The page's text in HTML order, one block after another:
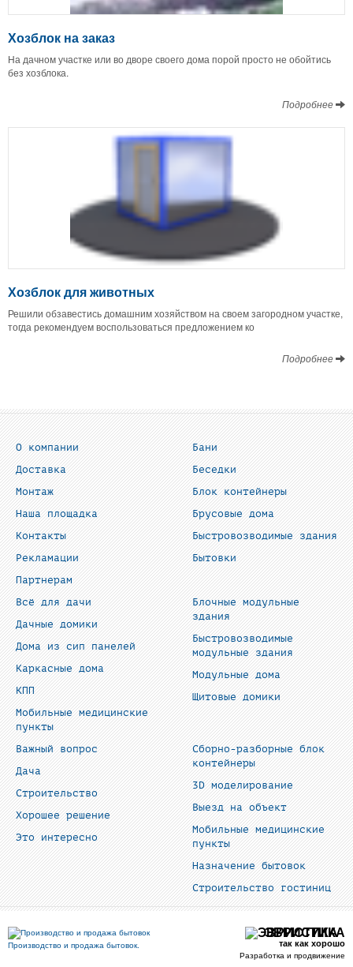
Хозблок на заказ
На дачном участке или во дворе своего дома порой просто не обойтись
без хозблока.
Подробнее
Хозблок для животных
Решили обзавестись домашним хозяйством на своем загородном участке,
тогда рекомендуем воспользоваться предложением ко
Подробнее
О компании
Доставка
Монтаж
Наша площадка
Контакты
Рекламации
Партнерам
Бани
Беседки
Блок контейнеры
Брусовые дома
Быстровозводимые здания
Бытовки
Всё для дачи
Дачные домики
Дома из сип панелей
Каркасные дома
КПП
Мобильные медицинские
пункты
Блочные модульные
здания
Быстровозводимые
модульные здания
Модульные дома
Щитовые домики
Важный вопрос
Дача
Строительство
Хорошее решение
Это интересно
Сборно-разборные блок
контейнеры
3D моделирование
Выезд на объект
Мобильные медицинские
пункты
Назначение бытовок
Строительство гостиниц
Производство и продажа бытовок.
ЭВРИСТИКА
так как хорошо
Разработка и продвижение